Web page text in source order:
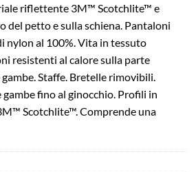
riflettente 3M™ Scotchlite™ e
del petto e sulla schiena. Pantaloni
nylon al 100%. Vita in tessuto
resistenti al calore sulla parte
Staffe. Bretelle rimovibili.
fino al ginocchio. Profili in
Scotchlite™. Comprende una